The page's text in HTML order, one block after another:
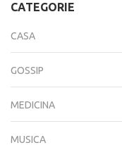
CATEGORIE
CASA
GOSSIP
MEDICINA
MUSICA